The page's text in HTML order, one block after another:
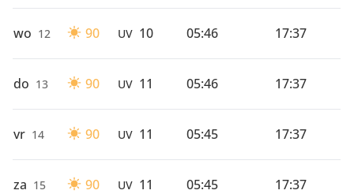
wo 12 90 UV 10 05:46 17:37
do 13 90 UV 11 05:46 17:37
vr 14 90 UV 11 05:45 17:37
za 15 90 UV 11 05:45 17:37